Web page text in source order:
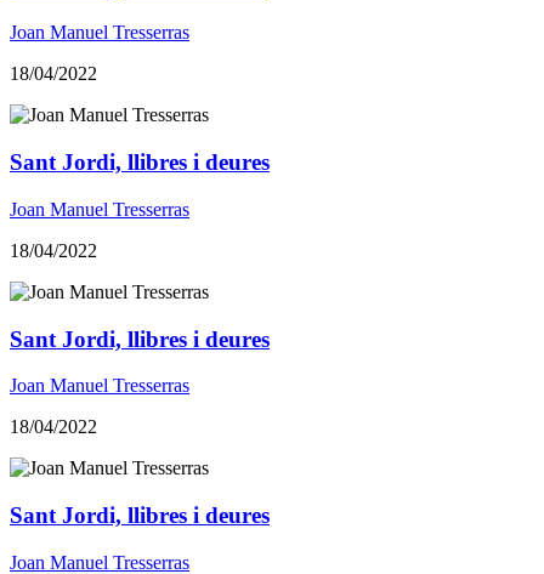
Joan Manuel Tresserras
18/04/2022
Sant Jordi, llibres i deures
Joan Manuel Tresserras
18/04/2022
Sant Jordi, llibres i deures
Joan Manuel Tresserras
18/04/2022
Sant Jordi, llibres i deures
Joan Manuel Tresserras